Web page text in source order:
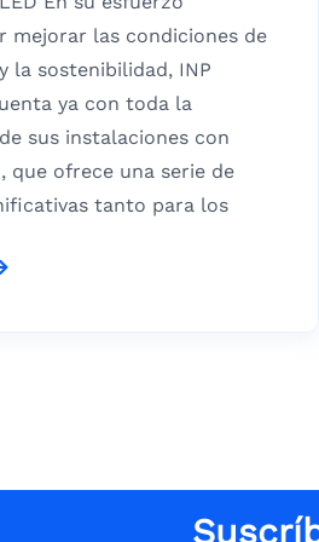
mejorar las condiciones de
la sostenibilidad, INP
ya con toda la
sus instalaciones con
que ofrece una serie de
tanto para los